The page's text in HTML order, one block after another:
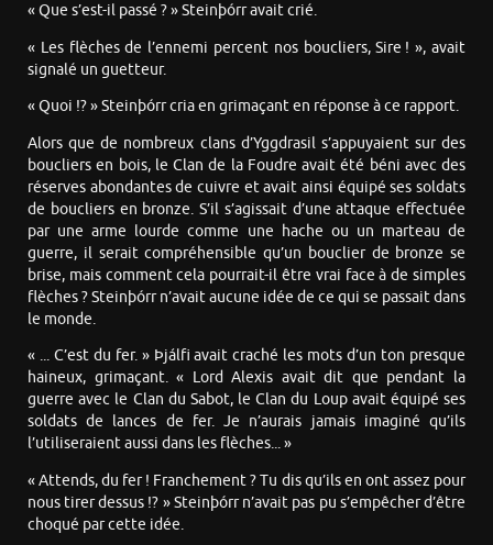
« Que s’est-il passé ? » Steinþórr avait crié.
« Les flèches de l’ennemi percent nos boucliers, Sire ! », avait
signalé un guetteur.
« Quoi !? » Steinþórr cria en grimaçant en réponse à ce rapport.
Alors que de nombreux clans d’Yggdrasil s’appuyaient sur des
boucliers en bois, le Clan de la Foudre avait été béni avec des
réserves abondantes de cuivre et avait ainsi équipé ses soldats
de boucliers en bronze. S’il s’agissait d’une attaque effectuée
par une arme lourde comme une hache ou un marteau de
guerre, il serait compréhensible qu’un bouclier de bronze se
brise, mais comment cela pourrait-il être vrai face à de simples
flèches ? Steinþórr n’avait aucune idée de ce qui se passait dans
le monde.
« ... C’est du fer. » Þjálfi avait craché les mots d’un ton presque
haineux, grimaçant. « Lord Alexis avait dit que pendant la
guerre avec le Clan du Sabot, le Clan du Loup avait équipé ses
soldats de lances de fer. Je n’aurais jamais imaginé qu’ils
l’utiliseraient aussi dans les flèches... »
« Attends, du fer ! Franchement ? Tu dis qu’ils en ont assez pour
nous tirer dessus !? » Steinþórr n’avait pas pu s’empêcher d’être
choqué par cette idée.